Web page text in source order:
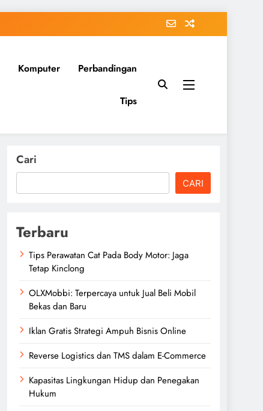
Komputer Perbandingan
Tips
Cari
CARI
Terbaru
Tips Perawatan Cat Pada Body Motor: Jaga
Tetap Kinclong
OLXMobbi: Terpercaya untuk Jual Beli Mobil
Bekas dan Baru
Iklan Gratis Strategi Ampuh Bisnis Online
Reverse Logistics dan TMS dalam E-Commerce
Kapasitas Lingkungan Hidup dan Penegakan
Hukum